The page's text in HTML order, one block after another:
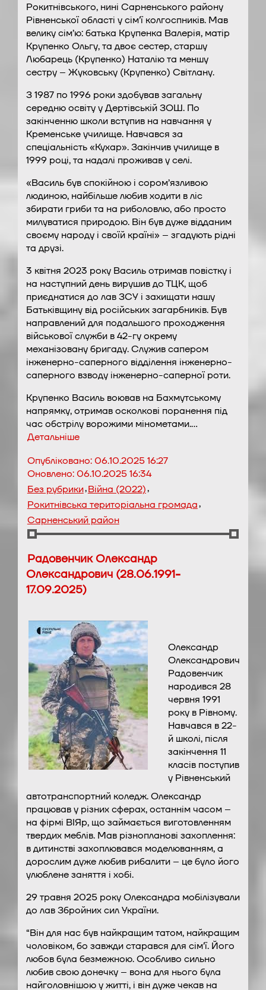
Рокитнівського, нині Сарненського району
Рівненської області у сім’ї колгоспників. Мав
велику сім’ю: батька Крупенка Валерія, матір
Крупенко Ольгу, та двоє сестер, старшу
Любарець (Крупенко) Наталію та меншу
сестру – Жуковську (Крупенко) Світлану.
З 1987 по 1996 роки здобував загальну
середню освіту у Дертівській ЗОШ. По
закінченню школи вступив на навчання у
Кременське училище. Навчався за
спеціальність «Кухар». Закінчив училище в
1999 році, та надалі проживав у селі.
«Василь був спокійною і сором’язливою
людиною, найбільше любив ходити в ліс
збирати гриби та на риболовлю, або просто
милуватися природою. Він був дуже відданим
своєму народу і своїй країні» – згадують рідні
та друзі.
3 квітня 2023 року Василь отримав повістку і
на наступний день вирушив до ТЦК, щоб
приєднатися до лав ЗСУ і захищати нашу
Батьківщину від російських загарбників. Був
направлений для подальшого проходження
військової служби в 42-гу окрему
механізовану бригаду. Служив сапером
інженерно-саперного відділення інженерно-
саперного взводу інженерно-саперної роти.
Крупенко Василь воював на Бахмутському
напрямку, отримав осколкові поранення під
час обстрілу ворожими мінометами.…
Детальніше
Опубліковано:06.10.2025 16:27
Оновлено:06.10.2025 16:34
Без рубрики,Війна (2022),
Рокитнівська територіальна громада,
Сарненський район
Радовенчик Олександр
Олександрович (28.06.1991-
17.09.2025)
Олександр
Олександрович
Радовенчик
народився 28
червня 1991
року в Рівному.
Навчався в 22-
й школі, після
закінчення 11
класів поступив
у Рівненський
автотранспортний коледж. Олександр
працював у різних сферах, останнім часом –
на фірмі ВІЯр, що займається виготовленням
твердих меблів. Мав різнопланові захоплення:
в дитинстві захоплювався моделюванням, а
дорослим дуже любив рибалити – це було його
улюблене заняття і хобі.
29 травня 2025 року Олександра мобілізували
до лав Збройних сил України.
“Він для нас був найкращим татом, найкращим
чоловіком, бо завжди старався для сім’ї. Його
любов була безмежною. Особливо сильно
любив свою донечку – вона для нього була
найголовнішою у житті, і він дуже чекав на